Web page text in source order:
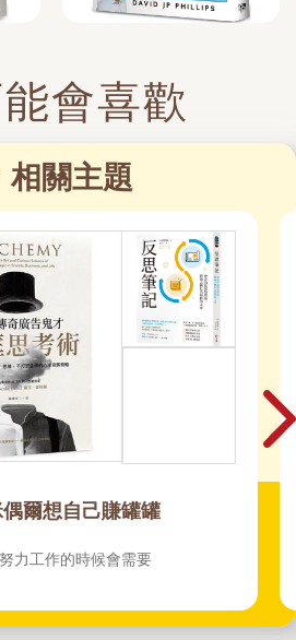
會喜歡
相關主題
爾想自己賺罐罐
力工作的時候會需要